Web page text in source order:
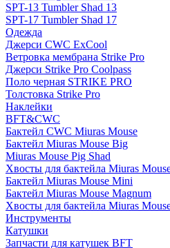
SPT-13 Tumbler Shad 13
SPT-17 Tumbler Shad 17
Одежда
Джерси CWC ExCool
Ветровка мембрана Strike Pro
Джерси Strike Pro Coolpass
Поло черная STRIKE PRO
Толстовка Strike Pro
Наклейки
BFT&CWC
Бактейл CWC Miuras Mouse
Бактейл Miuras Mouse Big
Miuras Mouse Pig Shad
Хвосты для бактейла Miuras
Бактейл Miuras Mouse Mini
Бактейл Miuras Mouse Magnum
Хвосты для бактейла Miuras
Инструменты
Катушки
Запчасти для катушек BFT